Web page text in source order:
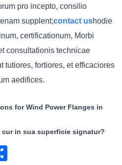
pro incepto, consilio
supplent;contact ushodie
certificationum, Morbi
consultationis technicae
tutiores, fortiores, et efficaciores
aedifices.
for Wind Power Flanges in
cur in sua superficie signatur?